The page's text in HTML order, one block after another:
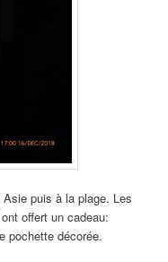
puis à la plage. Les
offert un cadeau:
pochette décorée.